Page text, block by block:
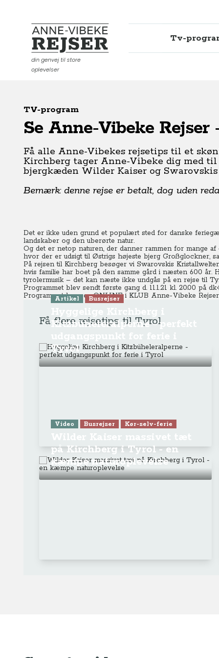
Anne-Vibeke Rejser
din genvej til store
oplevelser
Tv-
TV-program
Se Anne-Vibeke
Få alle Anne-Vibekes rejsetips til et
Kirchberg tager Anne-Vibeke dig med til
bjergkæden Wilder Kaiser og
Bemærk: denne rejse er betalt, dog uden
Det er ikke uden grund et populært sted for danske
landskaber og den uberørte natur.
Og det er netop naturen, der danner rammen for mange
hvor der er udsigt til Østrigs højeste bjerg Großglockner,
På rejsen til Kirchberg besøger vi Swarovskis
hvis familie har boet på den samme gård i næsten 600 år.
tyrolermusik – det kan næste ikke undgås på en rejse til
Programmet blev sendt første gang d. 11.1.21 kl. 20.00 på
Programmet kan ses ONLINEi KLUB Anne-Vibeke
Få flere rejsetips til Tyrol
Artikel Busrejser
Kitzbüheleralperne - perfekt
Tyrol
Video Busrejser Kør-selv-ferie
på Kirchberg i Tyrol - en
kæmpe naturoplevelse